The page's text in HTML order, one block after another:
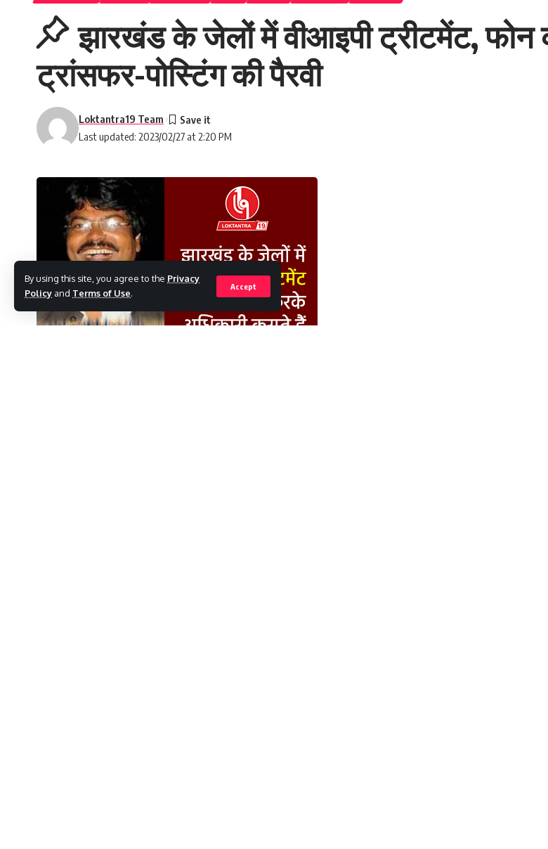
By using this site, you agree to the Privacy
Policy and Terms of Use.
Accept
झारखंड के जेलों में वीआइपी ट्रीटमेंट, फोन
ट्रांसफर-पोस्टिंग की पैरवी
Last updated: 2023/02/27 at 2:20 PM
Loktantra19 Team